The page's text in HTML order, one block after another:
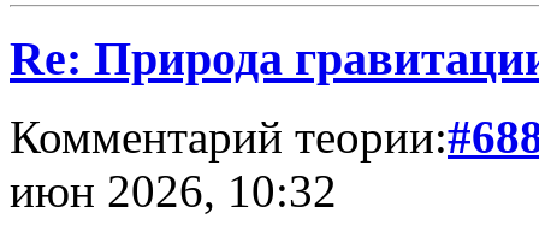
Re: Природа
Комментарий теории:
июн 2026, 10:32